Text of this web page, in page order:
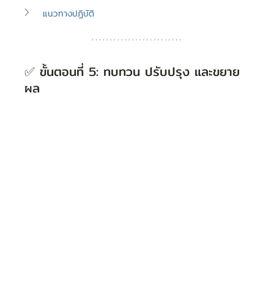
แนวทางปฏิบัติ
✅ ขั้นตอนที่ 5: ทบทวน ปรับปรุง และขยาย
ผล